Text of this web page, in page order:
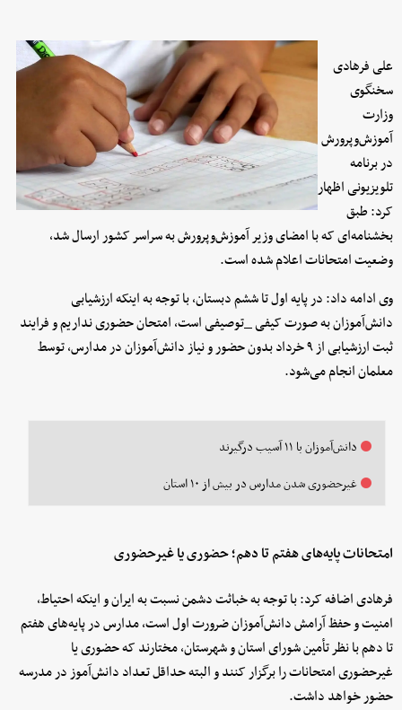
علی فرهادی
سخنگوی
وزارت
آموزش‌وپرورش
در برنامه
تلویزیونی اظهار
کرد: طبق
بخشنامه‌ای که با امضای وزیر آموزش‌وپرورش به سراسر کشور ارسال شد،
وضعیت امتحانات اعلام شده است.
وی ادامه داد: در پایه اول تا ششم دبستان، با توجه به اینکه ارزشیابی
دانش‌آموزان به صورت کیفی _توصیفی است، امتحان حضوری نداریم و فرایند
ثبت ارزشیابی از ۹ خرداد بدون حضور و نیاز دانش‌آموزان در مدارس، توسط
معلمان انجام می‌شود.
دانش‌آموزان با ۱۱ آسیب درگیرند
غیرحضوری شدن مدارس در بیش از ۱۰ استان
امتحانات پایه‌های هفتم تا دهم؛ حضوری یا غیرحضوری
فرهادی اضافه کرد: با توجه به خباثت دشمن نسبت به ایران و اینکه احتیاط،
امنیت و حفظ آرامش دانش‌آموزان ضرورت اول است، مدارس در پایه‌های هفتم
تا دهم با نظر تأمین شورای استان و شهرستان، مختارند که حضوری یا
غیرحضوری امتحانات را برگزار کنند و البته حداقل تعداد دانش‌آموز در مدرسه
حضور خواهد داشت.